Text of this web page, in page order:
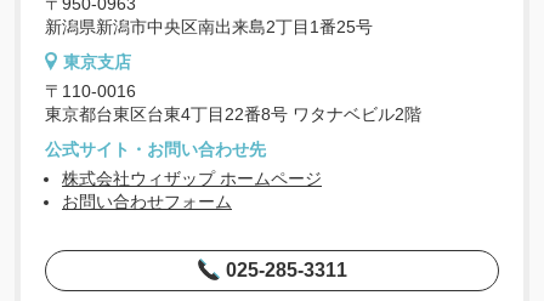
新潟県新潟市中央区南出来島2丁目1番25号
東京支店
〒110-0016
東京都台東区台東4丁目22番8号 ワタナベビル2階
公式サイト・お問い合わせ先
株式会社ウィザップ ホームページ
お問い合わせフォーム
025-285-3311